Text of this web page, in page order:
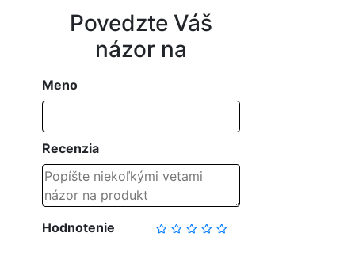
Povedzte Váš
názor na
Meno
Recenzia
Hodnotenie